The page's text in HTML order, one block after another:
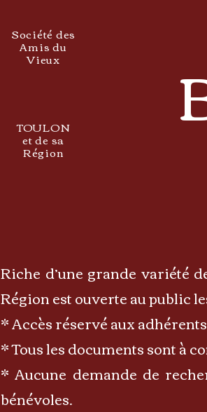
Société des
Amis du
Vieux
TOULON
et de sa
Région
Riche d’une grande variété
Région est ouverte au public
* Accès réservé aux
* Tous les documents sont à
* Aucune demande de
bénévoles.